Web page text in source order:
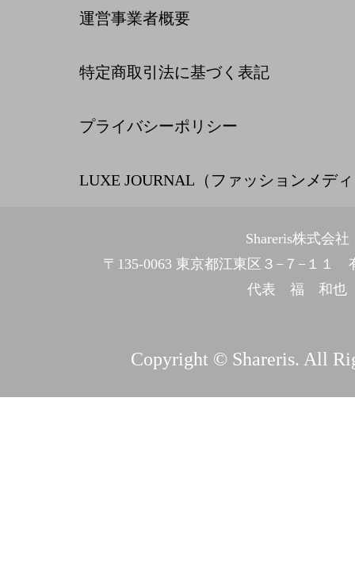
運営事業者概要
特定商取引法に基づく表記
プライバシーポリシー
LUXE JOURNAL（ファッションメデ
Shareris株式会社
〒135-0063 東京都江東区３−７−１１
代表 福 和也
Copyright © Shareris. All